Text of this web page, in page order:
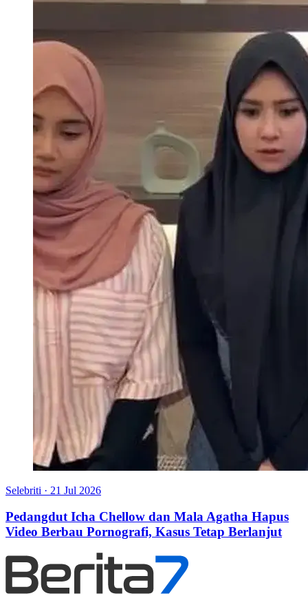
Selebriti · 21 Jul 2026
Pedangdut Icha Chellow dan Mala Agatha Hapus
Video Berbau Pornografi, Kasus Tetap Berlanjut